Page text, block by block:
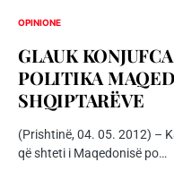
OPINIONE
GLAUK
POLITIKA
SHQIPTARËVE
(Prishtinë, 04. 05. 2012) –
që shteti i Maqedonisë po…